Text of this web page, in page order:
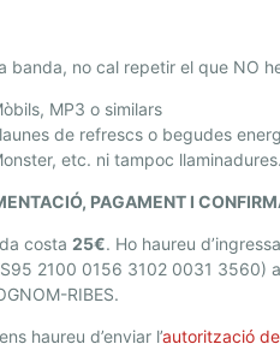
banda, no cal repetir el que NO
MP3 o similars
de refrescs o begudes
etc. ni tampoc llaminadures.
PAGAMENT I
costa25€. Ho haureu
2100 0156 3102 0031 3560)
RIBES.
haureu d’enviar l’autorització